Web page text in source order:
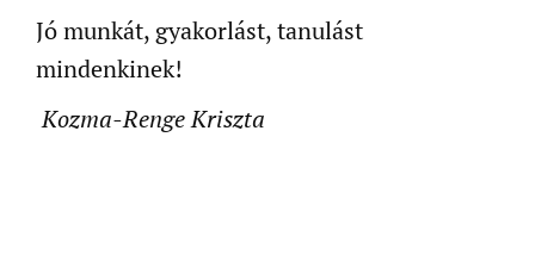
Jó munkát, gyakorlást, tanulást
mindenkinek!
Kozma-Renge Kriszta